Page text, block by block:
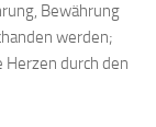
Bewährung
werden;
Herzen durch den